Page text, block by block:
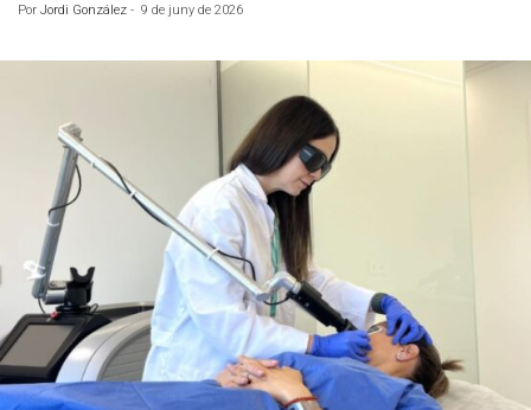
Por Jordi González - 9 de juny de 2026